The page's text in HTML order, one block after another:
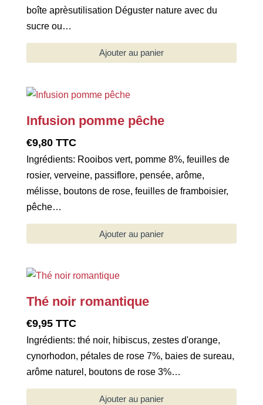
boîte aprèsutilisation Déguster nature avec du
sucre ou…
Ajouter au panier
Infusion pomme pêche
€9,80 TTC
Ingrédients: Rooibos vert, pomme 8%, feuilles de
rosier, verveine, passiflore, pensée, arôme,
mélisse, boutons de rose, feuilles de framboisier,
pêche…
Ajouter au panier
Thé noir romantique
€9,95 TTC
Ingrédients: thé noir, hibiscus, zestes d'orange,
cynorhodon, pétales de rose 7%, baies de sureau,
arôme naturel, boutons de rose 3%…
Ajouter au panier